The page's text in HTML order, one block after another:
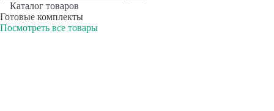
Каталог товаров
Готовые комплекты
Посмотреть все товары